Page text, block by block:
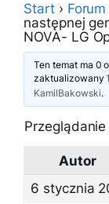
Start › Forum
następnej
NOVA- LG
Ten temat ma 0
zaktualizowany
KamilBakowski.
Autor
6 stycznia